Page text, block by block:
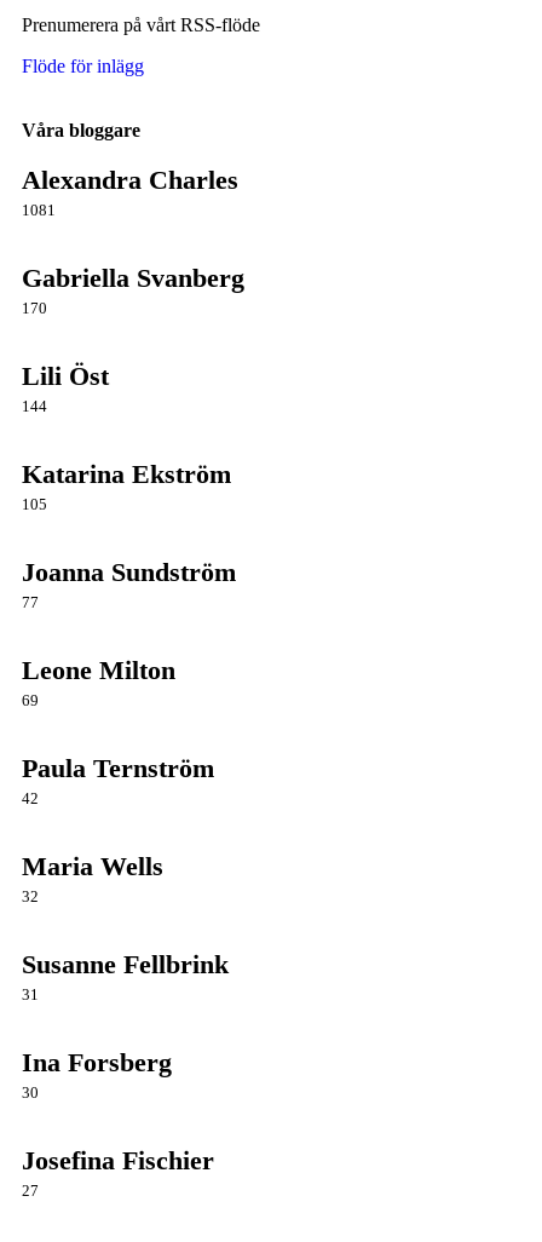
Prenumerera på vårt RSS-flöde
Flöde för inlägg
Våra bloggare
Alexandra Charles
1081
Gabriella Svanberg
170
Lili Öst
144
Katarina Ekström
105
Joanna Sundström
77
Leone Milton
69
Paula Ternström
42
Maria Wells
32
Susanne Fellbrink
31
Ina Forsberg
30
Josefina Fischier
27